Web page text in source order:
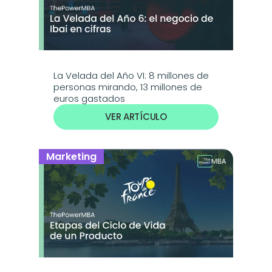
La Velada del Año VI: 8 millones de
personas mirando, 13 millones de
euros gastados
VER ARTÍCULO
Marketing